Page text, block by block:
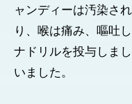
ャンディーは汚染さ
り、喉は痛み、嘔吐
ナドリルを投与しま
いました。